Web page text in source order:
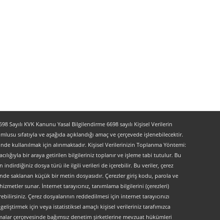
Sayılı KVK Kanunu Yasal Bilgilendirme 6698 sayılı Kişisel Verilerin
sıfatıyla ve aşağıda açıklandığı amaç ve çerçevede işlenebilecektir.
kullanılmak için alınmaktadır. Kişisel Verilerinizin Toplanma Yöntemi:
bir araya getirilen bilgileriniz toplanır ve işleme tabi tutulur. Bu
indirdiğiniz dosya türü ile ilgili verileri de içerebilir. Bu veriler, çerez
saklanan küçük bir metin dosyasıdır. Çerezler giriş kodu, parola ve
sunar. İnternet tarayıcınız, tanımlama bilgilerini (çerezleri)
Çerez dosyalarının reddedilmesi için internet tarayıcınızı
için veya istatistiksel amaçlı kişisel verileriniz tarafımızca
çerçevesinde bağımsız denetim şirketlerine mevzuat hükümleri